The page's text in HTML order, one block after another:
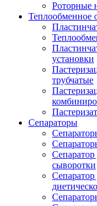
Роторные
Теплообменное
установки
трубчатые
Сепараторы
сыворотки
Сепаратор